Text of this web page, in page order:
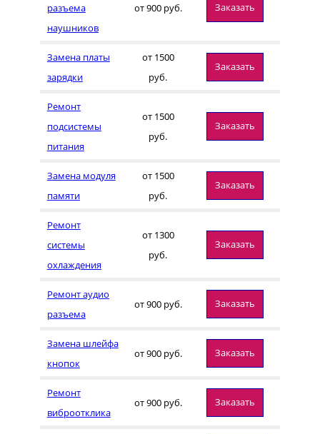
разъема
наушников
от 900 руб. Заказать
Замена платы
зарядки
от 1500
руб.
Заказать
Ремонт
подсистемы
питания
от 1500
руб.
Заказать
Замена модуля
памяти
от 1500
руб.
Заказать
Ремонт
системы
охлаждения
от 1300
руб.
Заказать
Ремонт аудио
разъема
от 900 руб. Заказать
Замена шлейфа
кнопок
от 900 руб. Заказать
Ремонт
виброотклика
от 900 руб. Заказать